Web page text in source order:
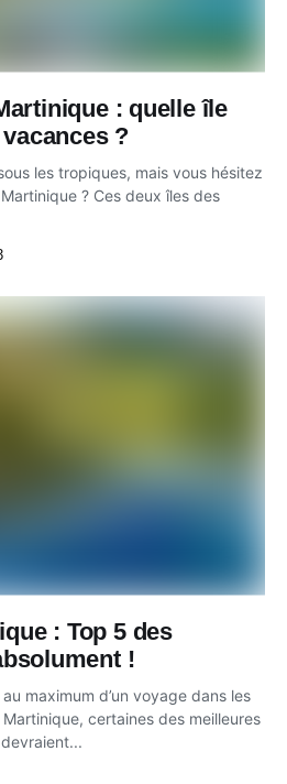
: quelle île
?
les tropiques, mais vous hésitez
? Ces deux îles des
: Top 5 des
!
maximum d’un voyage dans les
certaines des meilleures